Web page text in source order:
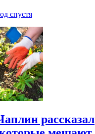
спустя
рассказал